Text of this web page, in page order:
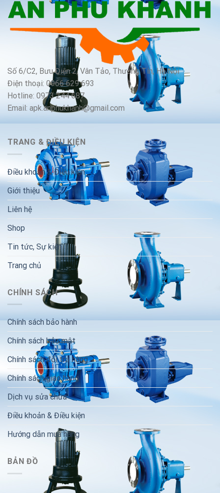
Số 6/C2, Bưu Điện 2, Vân Tảo, Thường Tín, Hà Nội
Điện thoại: 0966 629 693
Hotline: 0973 244 687
Email: apk.anphukhanh@gmail.com
TRANG & ĐIỀU KIỆN
Điều khoản & Điều kiện
Giới thiệu
Liên hệ
Shop
Tin tức, Sự kiện
Trang chủ
CHÍNH SÁCH
Chính sách bảo hành
Chính sách bảo mật
Chính sách đổi trả hàng
Chính sách giao hàng
Dịch vụ sửa chữa
Điều khoản & Điều kiện
Hướng dẫn mua hàng
BẢN ĐỒ